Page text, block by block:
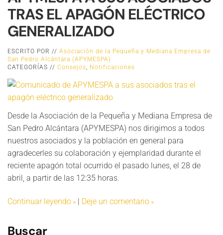
TRAS EL APAGÓN ELÉCTRICO
GENERALIZADO
ESCRITO POR // Asociación de la Pequeña y Mediana Empresa de
San Pedro Alcántara (APYMESPA)
CATEGORÍAS // Consejos, Notificaciones
Desde la Asociación de la Pequeña y Mediana Empresa de
San Pedro Alcántara (APYMESPA) nos dirigimos a todos
nuestros asociados y la población en general para
agradecerles su colaboración y ejemplaridad durante el
reciente apagón total ocurrido el pasado lunes, el 28 de
abril, a partir de las 12:35 horas.
Continuar leyendo Deje un comentario
Buscar